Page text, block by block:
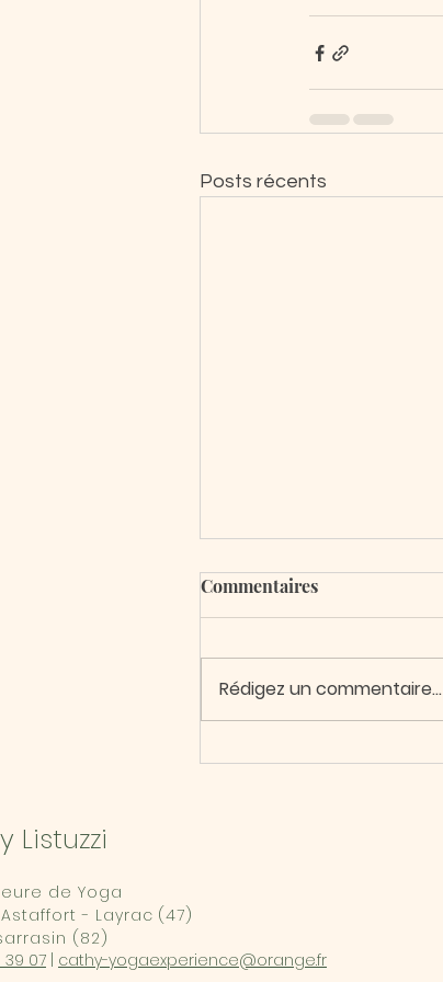
Posts récents
Une nouvelle formation
Commentaires
Rédigez un commentaire...
Listuzzi
- Layrac (47)
de Yoga
(82)
39 07 cathy-yogaexperience@orange.fr